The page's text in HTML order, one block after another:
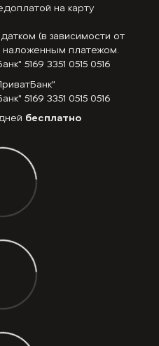
на карту
(в зависимости от
наложенным платежом.
5169 3351 0515 0516
5169 3351 0515 0516
бесплатно